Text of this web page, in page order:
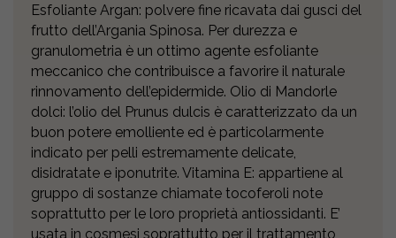
Esfoliante Argan: polvere fine ricavata dai gusci del
frutto dell’Argania Spinosa. Per durezza e
granulometria è un ottimo agente esfoliante
meccanico che contribuisce a favorire il naturale
rinnovamento dell’epidermide. Olio di Mandorle
dolci: l’olio del Prunus dulcis è caratterizzato da un
buon potere emolliente ed è particolarmente
indicato per pelli estremamente delicate,
disidratate e iponutrite. Vitamina E: appartiene al
gruppo di sostanze chiamate tocoferoli note
soprattutto per le loro proprietà antiossidanti. E’
usata in cosmesi soprattutto per il trattamento